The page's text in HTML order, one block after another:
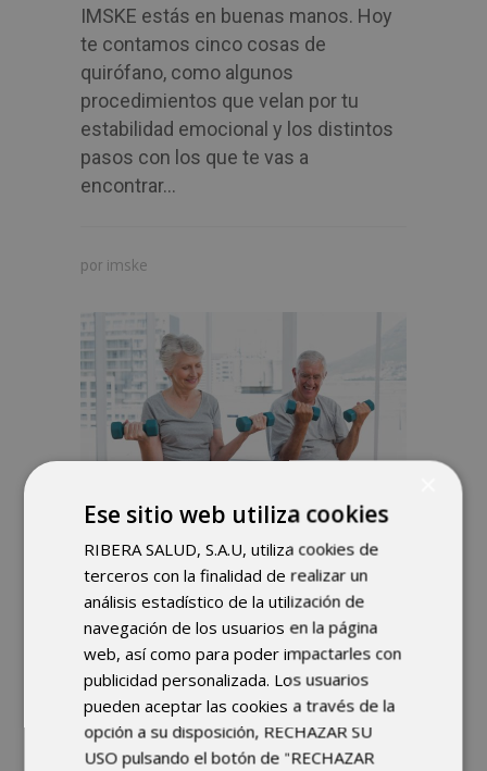
IMSKE estás en buenas manos. Hoy
te contamos cinco cosas de
quirófano, como algunos
procedimientos que velan por tu
estabilidad emocional y los distintos
pasos con los que te vas a
encontrar...
por imske
01/10/2020
VENTAJAS DEL
ENTRENAMIENTO DE
FUERZA EN PERSONAS
MAYORES
Ese sitio web utiliza cookies
RIBERA SALUD, S.A.U, utiliza cookies de
terceros con la finalidad de realizar un
análisis estadístico de la utilización de
navegación de los usuarios en la página
web, así como para poder impactarles con
publicidad personalizada. Los usuarios
pueden aceptar las cookies a través de la
opción a su disposición, RECHAZAR SU
USO pulsando el botón de "RECHAZAR